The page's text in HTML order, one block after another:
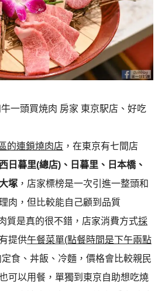
一頭買焼肉 房家 東京駅店、好吃
的連鎖燒肉店 ，在東京有七間店
日暮里(總店)、日暮里、日本橋、
塚 ，店家標榜是一次引進一整頭和
肉，但比較能自己顧到品質
質是真的很不錯，店家消費方式採
提供午餐菜單(點餐時間是下午兩點
定食、丼飯、冷麵，價格會比較親民
可以用餐，單獨到東京自助想吃燒